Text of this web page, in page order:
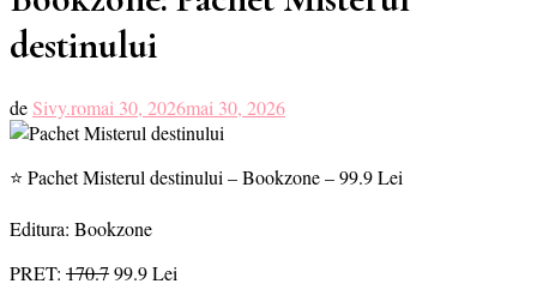
destinului
de Sivy.romai 30, 2026mai 30, 2026
⭐ Pachet Misterul destinului – Bookzone – 99.9 Lei
Editura: Bookzone
PRET: 170.799.9 Lei